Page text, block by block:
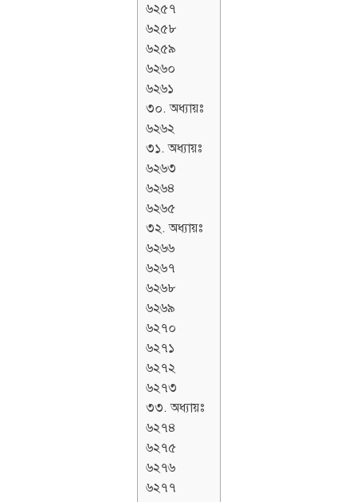
৬২৫৭
৬২৫৮
৬২৫৯
৬২৬০
৬২৬১
৩০. অধ্যায়ঃ
৬২৬২
৩১. অধ্যায়ঃ
৬২৬৩
৬২৬৪
৬২৬৫
৩২. অধ্যায়ঃ
৬২৬৬
৬২৬৭
৬২৬৮
৬২৬৯
৬২৭০
৬২৭১
৬২৭২
৬২৭৩
৩৩. অধ্যায়ঃ
৬২৭৪
৬২৭৫
৬২৭৬
৬২৭৭